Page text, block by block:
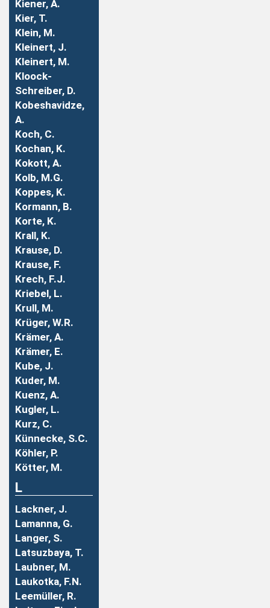
Kiener, A.
Kier, T.
Klein, M.
Kleinert, J.
Kleinert, M.
Kloock-
Schreiber, D.
Kobeshavidze,
A.
Koch, C.
Kochan, K.
Kokott, A.
Kolb, M.G.
Koppes, K.
Kormann, B.
Korte, K.
Krall, K.
Krause, D.
Krause, F.
Krech, F.J.
Kriebel, L.
Krull, M.
Krüger, W.R.
Krämer, A.
Krämer, E.
Kube, J.
Kuder, M.
Kuenz, A.
Kugler, L.
Kurz, C.
Künnecke, S.C.
Köhler, P.
Kötter, M.
L
Lackner, J.
Lamanna, G.
Langer, S.
Latsuzbaya, T.
Laubner, M.
Laukotka, F.N.
Leemüller, R.